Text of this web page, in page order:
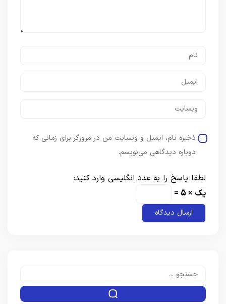
ذخیره نام، ایمیل و وبسایت من در مرورگر برای زمانی که
دوباره دیدگاهی می‌نویسم.
لطفا پاسخ را به عدد انگلیسی وارد کنید:
یک × 5 =